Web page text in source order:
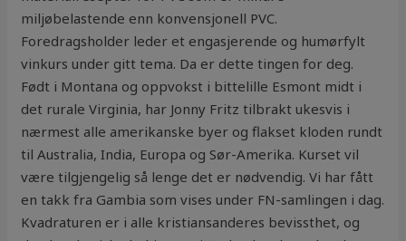
miljøbelastende enn konvensjonell PVC.
Foredragsholder leder et engasjerende og humørfylt
vinkurs under gitt tema. Da er dette tingen for deg.
Født i Montana og oppvokst i bittelille Esmont midt i
det rurale Virginia, har Jonny Fritz tilbrakt ukesvis i
nærmest alle amerikanske byer og flakset kloden rundt
til Australia, India, Europa og Sør-Amerika. Kurset vil
være tilgjengelig så lenge det er nødvendig. Vi har fått
en takk fra Gambia som vises under FN-samlingen i dag.
Kvadraturen er i alle kristiansanderes bevissthet, og